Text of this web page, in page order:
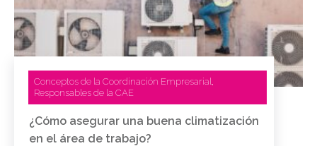
Conceptos de la Coordinación Empresarial ,
Responsables de la CAE
¿Cómo asegurar una buena climatización
en el área de trabajo?